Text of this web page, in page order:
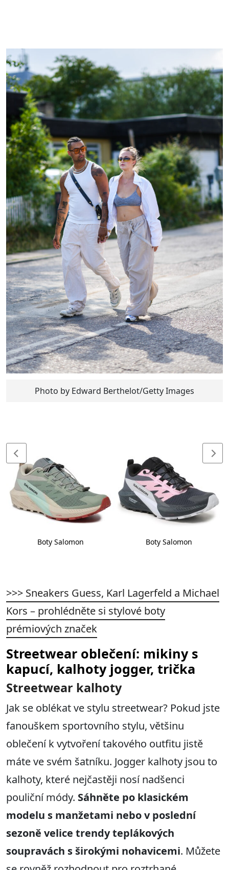
Photo by Edward Berthelot/Getty Images
Boty Salomon Boty Salomon
>>> Sneakers Guess, Karl Lagerfeld a Michael
Kors – prohlédněte si stylové boty
prémiových značek
Streetwear oblečení: mikiny s
kapucí, kalhoty jogger, trička
Streetwear kalhoty
Jak se oblékat ve stylu streetwear? Pokud jste
fanouškem sportovního stylu, většinu
oblečení k vytvoření takového outfitu jistě
máte ve svém šatníku. Jogger kalhoty jsou to
kalhoty, které nejčastěji nosí nadšenci
pouliční módy. Sáhněte po klasickém
modelu s manžetami nebo v poslední
sezoně velice trendy teplákových
soupravách s širokými nohavicemi. Můžete